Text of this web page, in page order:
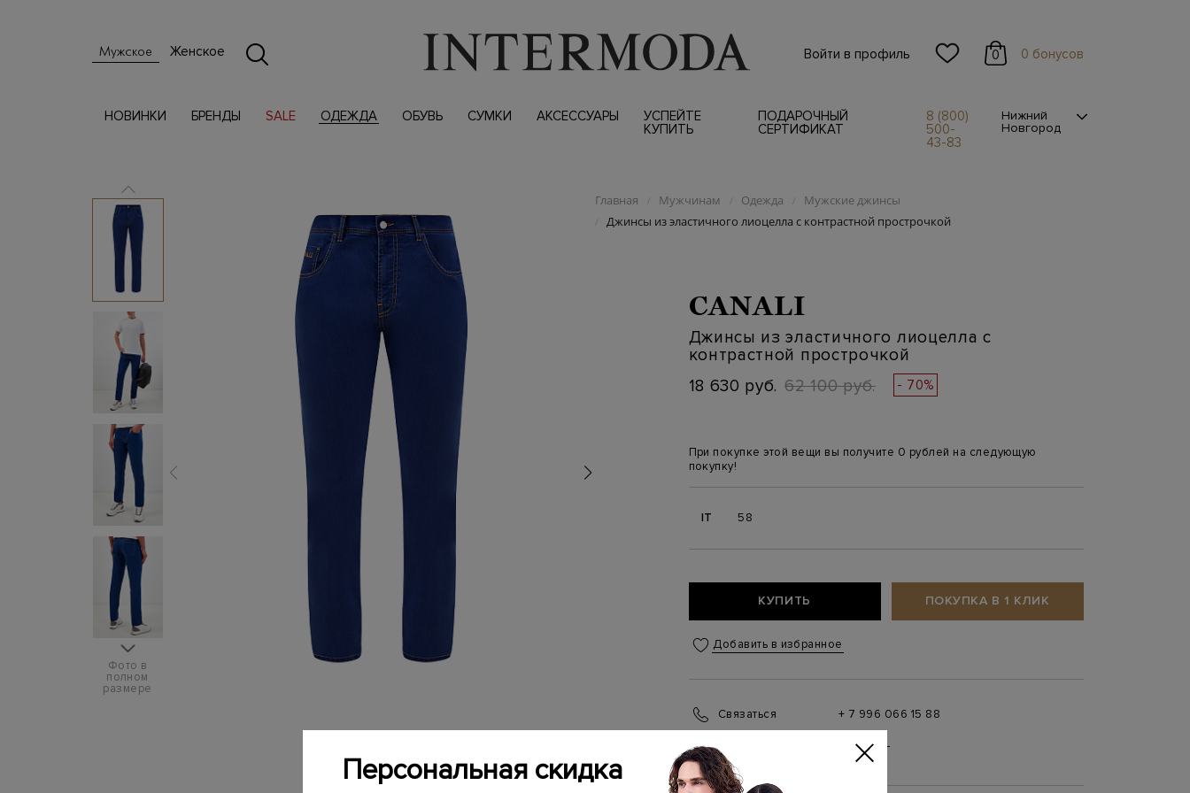
Мужское Женское Войти в профиль 0 0 бонусов
НОВИНКИ БРЕНДЫ SALE ОДЕЖДА ОБУВЬ СУМКИ АКСЕССУАРЫ
УСПЕЙТЕ
КУПИТЬ
ПОДАРОЧНЫЙ
СЕРТИФИКАТ
8 (800)
500-
43-83
Нижний
Новгород
Фото в
полном
размере
Главная / Мужчинам / Одежда / Мужские джинсы
/ Джинсы из эластичного лиоцелла с контрастной прострочкой
CANALI
Джинсы из эластичного лиоцелла с
контрастной прострочкой
18 630 руб. 62 100 руб. - 70%
При покупке этой вещи вы получите 0 рублей на следующую
покупку!
IT 58
КУПИТЬ ПОКУПКА В 1 КЛИК
Добавить в избранное
Связаться
+ 7 996 066 15 88
(ежедневно с 10:00 до 21:00)
Персональная скидка